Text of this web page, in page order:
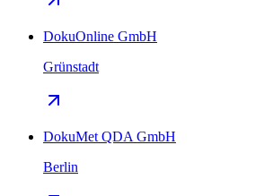
DokuOnline GmbH
Grünstadt
DokuMet QDA GmbH
Berlin